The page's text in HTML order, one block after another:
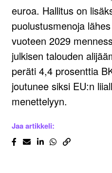
euroa. Hallitus on
puolustusmenoja
vuoteen 2029
julkisen talouden
peräti 4,4 prosenttia
joutunee siksi EU:n
menettelyyn.
Jaa artikkeli: